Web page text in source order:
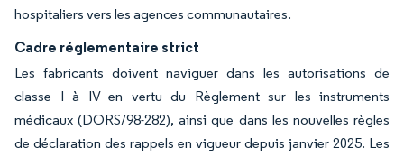
hospitaliers vers les agences communautaires.
Cadre réglementaire strict
Les fabricants doivent naviguer dans les autorisations de
classe I à IV en vertu du Règlement sur les instruments
médicaux (DORS/98-282), ainsi que dans les nouvelles règles
de déclaration des rappels en vigueur depuis janvier 2025. Les